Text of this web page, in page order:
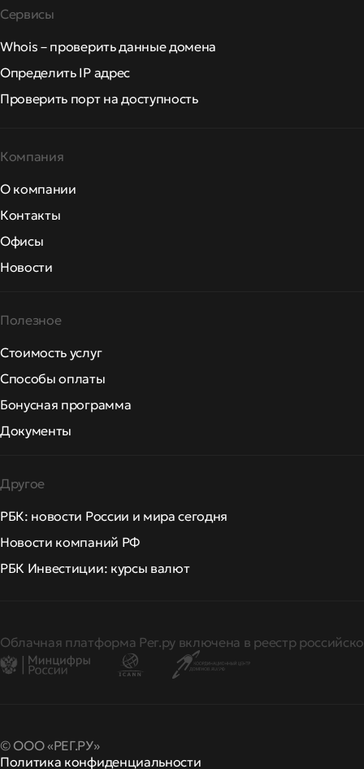
Сервисы
Whois – проверить данные домена
Определить IP адрес
Проверить порт на доступность
Компания
О компании
Контакты
Офисы
Новости
Полезное
Стоимость услуг
Способы оплаты
Бонусная программа
Документы
Другое
РБК: новости России и мира сегодня
Новости компаний РФ
РБК Инвестиции: курсы валют
Облачная платформа Рег.ру включена в реестр
© ООО «РЕГ.РУ»
Политика конфиденциальности